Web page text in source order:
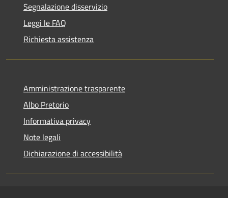
Segnalazione disservizio
Leggi le FAQ
Richiesta assistenza
Amministrazione trasparente
Albo Pretorio
Informativa privacy
Note legali
Dichiarazione di accessibilità